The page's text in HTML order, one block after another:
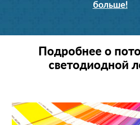
больше!
Подробнее о
светодиодной